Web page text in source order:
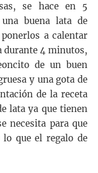
se hace en 5
buena lata de
a calentar
durante 4 minutos,
de un buen
y una gota de
de la receta
lata ya que tienen
necesita para que
que el regalo de